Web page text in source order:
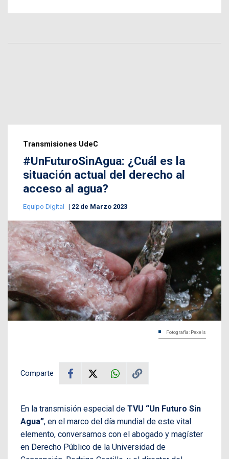
Transmisiones UdeC
#UnFuturoSinAgua: ¿Cuál es la
situación actual del derecho al
acceso al agua?
Equipo Digital 22 de Marzo 2023
Fotografía: Pexels
Comparte
En la transmisión especial de TVU “Un Futuro Sin
Agua”, en el marco del día mundial de este vital
elemento, conversamos con el abogado y magíster
en Derecho Público de la Universidad de